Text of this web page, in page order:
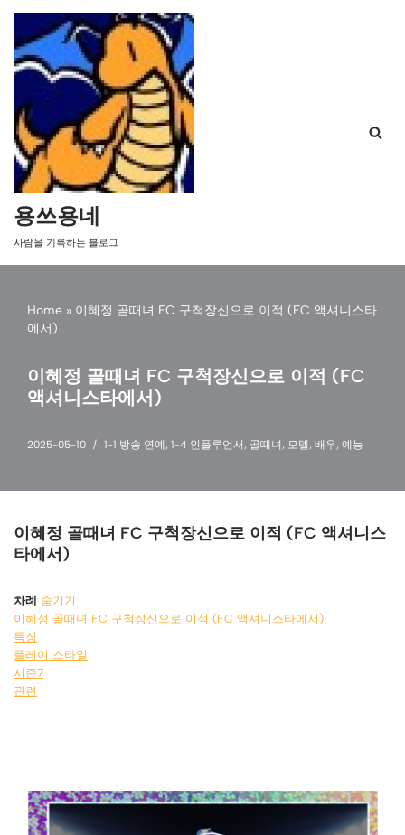
콘
텐
로
건
너
뛰
기
용쓰용네
사람을 기록하는 블로그
Home » 이혜정 골때녀 FC 구척장신으로 이적 (FC 액셔니스타
에서)
이혜정 골때녀 FC 구척장신으로 이적 (FC
액셔니스타에서)
2025-05-10 1-1 방송 연예 , 1-4 인플루언서 , 골때녀 , 모델 , 배우, 예능
이혜정 골때녀 FC 구척장신으로 이적 (FC 액셔니스
타에서)
차례
숨기기
이혜정 골때녀 FC 구척장신으로 이적 (FC 액셔니스타에서)
특징
플레이 스타일
시즌7
관련